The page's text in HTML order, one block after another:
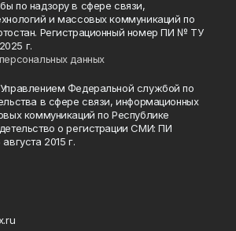
по надзору в сфере связи,
и массовых коммуникаций по
Регистрационный номер ПИ № ТУ
г.
данных
Федеральной службой по
в сфере связи, информационных
коммуникаций по Республике
о регистрации СМИ: ПИ
2015 г.